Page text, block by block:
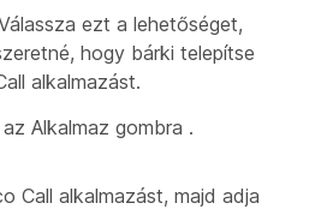
ezt a lehetőséget,
hogy bárki telepítse
alkalmazást.
Alkalmaz gombra .
Call alkalmazást, majd adja